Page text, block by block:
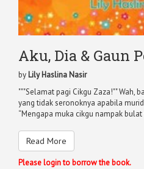
Aku, Dia & Gaun
by Lily Haslina Nasir
"""Selamat pagi Cikgu Zaza!"" Wah,
yang tidak seronoknya apabila
“Mengapa muka cikgu nampak
Read More
Please login to borrow the book.